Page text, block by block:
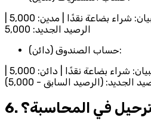
الرصيد الجديد: 5,000
حساب الصندوق (دائن):
الجديد: (الرصيد السابق - 5,000)
في المحاسبة؟